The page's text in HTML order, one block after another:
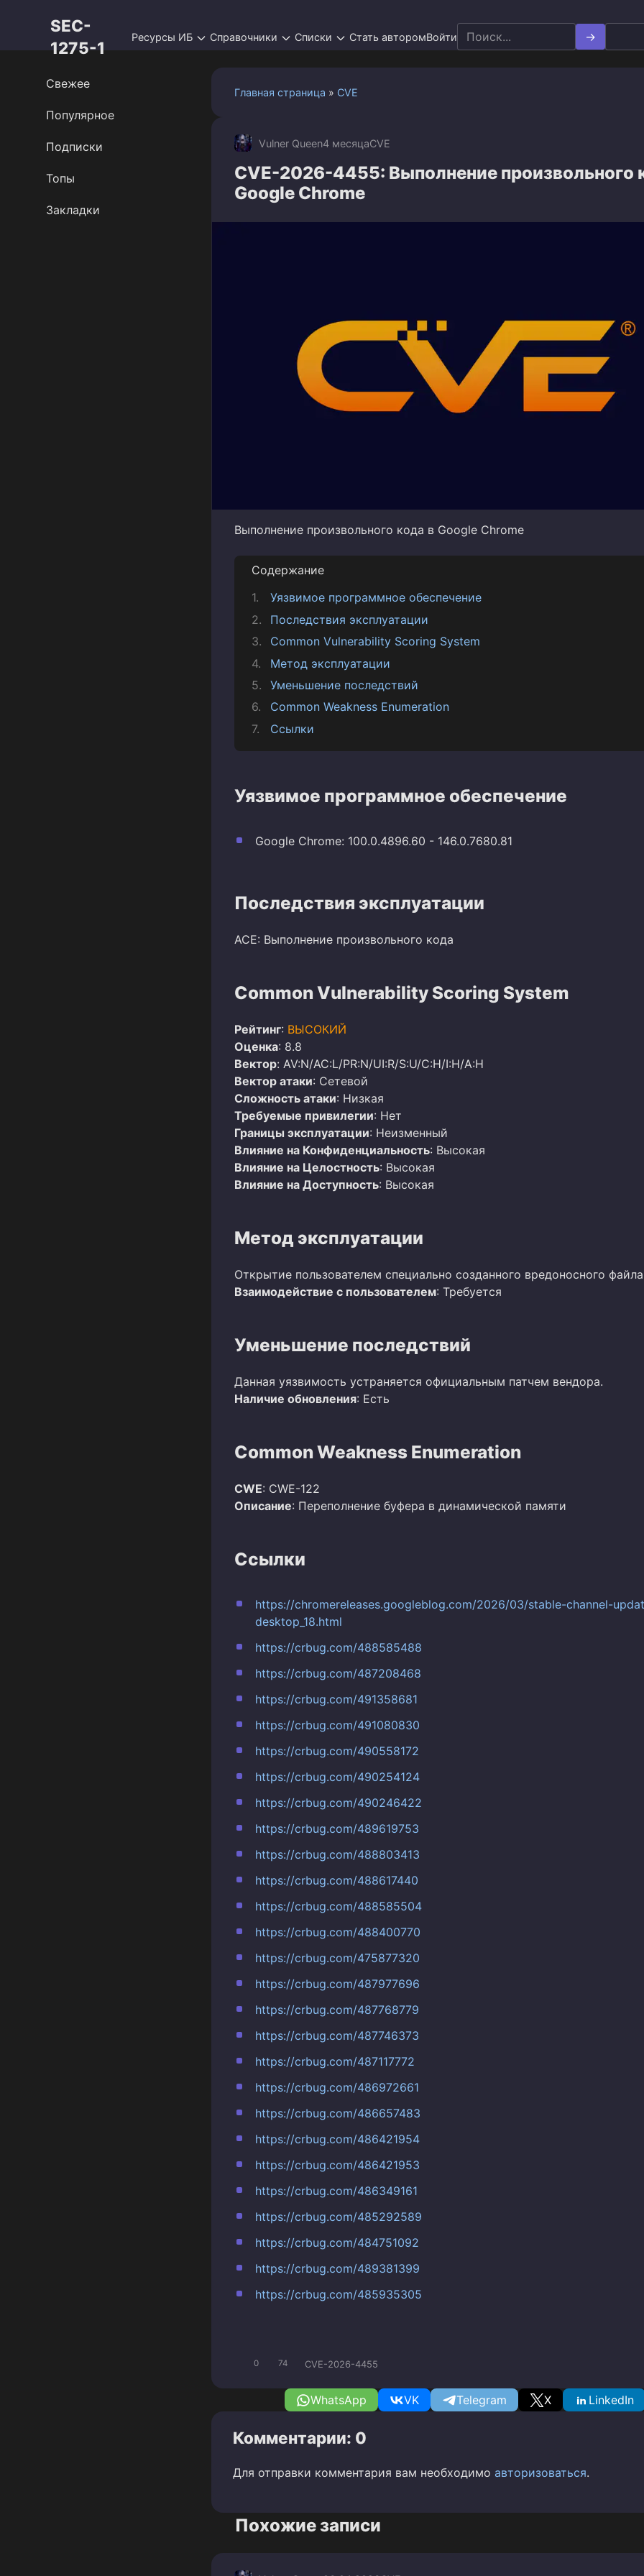
SEC-
1275-1
Ресурсы ИБ Справочники Списки Стать авторомВойти
Search
for:
Главная страница » CVE
Vulner Queen4 месяцаCVE
CVE-2026-4455: Выполнение произвольного
Google Chrome
Выполнение произвольного кода в Google Chrome
Содержание
Уязвимое программное обеспечение
Последствия эксплуатации
Common Vulnerability Scoring System
Метод эксплуатации
Уменьшение последствий
Common Weakness Enumeration
Ссылки
Уязвимое программное обеспечение
Google Chrome: 100.0.4896.60 - 146.0.7680.81
Последствия эксплуатации
ACE: Выполнение произвольного кода
Common Vulnerability Scoring System
Рейтинг: ВЫСОКИЙ
Оценка: 8.8
Вектор: AV:N/AC:L/PR:N/UI:R/S:U/C:H/I:H/A:H
Вектор атаки: Сетевой
Сложность атаки: Низкая
Требуемые привилегии: Нет
Границы эксплуатации: Неизменный
Влияние на Конфиденциальность: Высокая
Влияние на Целостность: Высокая
Влияние на Доступность: Высокая
Метод эксплуатации
Открытие пользователем специально созданного вредоносного
Взаимодействие с пользователем: Требуется
Уменьшение последствий
Данная уязвимость устраняется официальным патчем вендора.
Наличие обновления: Есть
Common Weakness Enumeration
CWE: CWE-122
Описание: Переполнение буфера в динамической памяти
Ссылки
https://chromereleases.googleblog.com/2026/03/stable-channel-
desktop_18.html
https://crbug.com/488585488
https://crbug.com/487208468
https://crbug.com/491358681
https://crbug.com/491080830
https://crbug.com/490558172
https://crbug.com/490254124
https://crbug.com/490246422
https://crbug.com/489619753
https://crbug.com/488803413
https://crbug.com/488617440
https://crbug.com/488585504
https://crbug.com/488400770
https://crbug.com/475877320
https://crbug.com/487977696
https://crbug.com/487768779
https://crbug.com/487746373
https://crbug.com/487117772
https://crbug.com/486972661
https://crbug.com/486657483
https://crbug.com/486421954
https://crbug.com/486421953
https://crbug.com/486349161
https://crbug.com/485292589
https://crbug.com/484751092
https://crbug.com/489381399
https://crbug.com/485935305
0 74 CVE-2026-4455
WhatsApp VK Telegram X LinkedIn
Комментарии: 0
Для отправки комментария вам необходимо авторизоваться.
Похожие записи
Свежее
Популярное
Подписки
Топы
Закладки